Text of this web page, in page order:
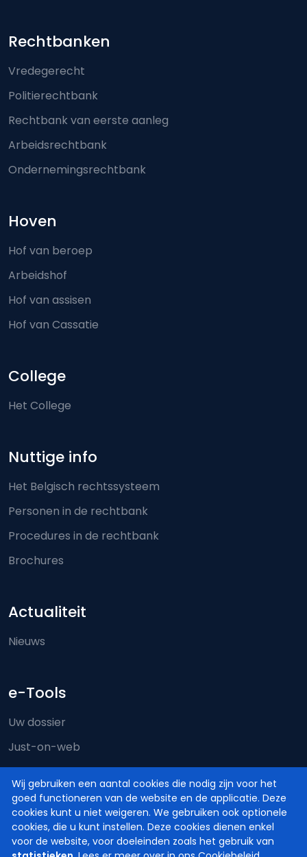
Wij gebruiken een aantal cookies die nodig zijn voor het
goed functioneren van de website en de applicatie. Deze
cookies kunt u niet weigeren. We gebruiken ook optionele
cookies, die u kunt instellen. Deze cookies dienen enkel
voor de website, voor doeleinden zoals het gebruik van
Footer-menu
Rechtbanken
Vredegerecht
Politierechtbank
Rechtbank van eerste aanleg
Arbeidsrechtbank
Ondernemingsrechtbank
Hoven
Hof van beroep
Arbeidshof
Hof van assisen
Hof van Cassatie
College
Het College
Nuttige info
Het Belgisch rechtssysteem
Personen in de rechtbank
Procedures in de rechtbank
Brochures
Actualiteit
Nieuws
e-Tools
Uw dossier
Just-on-web
e-Deposit
Territoriale bevoegdheid